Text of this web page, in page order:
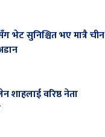
भेट सुनिश्चित भए मात्रै चीन
शाहलाई वरिष्ठ नेता